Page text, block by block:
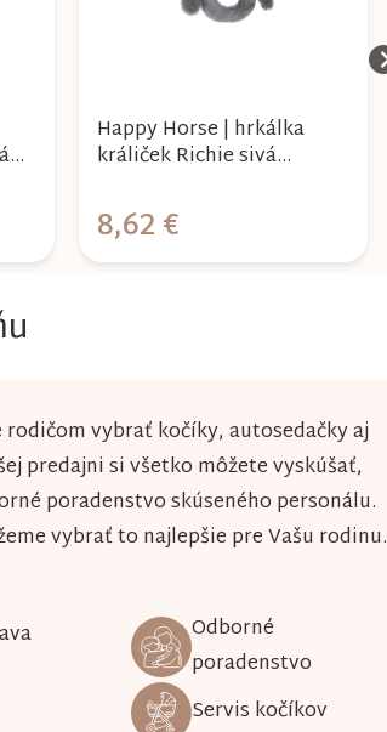
Happy Horse | hrkálka
králiček Richie sivá
8,62 €
rodičom vybrať kočíky, autosedačky aj
predajni si všetko môžete vyskúšať,
poradenstvo skúseného personálu.
vybrať to najlepšie pre Vašu rodinu.
Odborné
poradenstvo
Servis kočíkov